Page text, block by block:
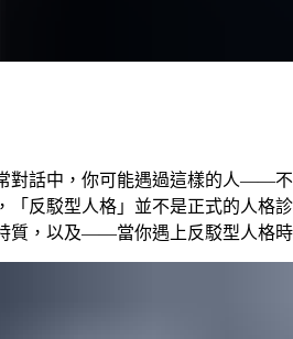
對話中，你可能遇過這樣的人——
「反駁型人格」並不是正式的人
質，以及——當你遇上反駁型人格時